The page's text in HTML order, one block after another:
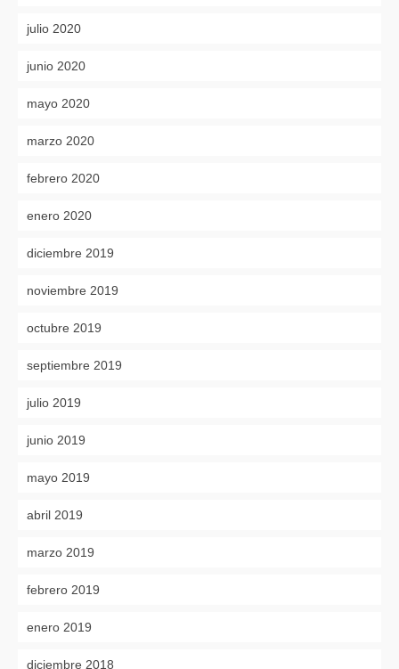
julio 2020
junio 2020
mayo 2020
marzo 2020
febrero 2020
enero 2020
diciembre 2019
noviembre 2019
octubre 2019
septiembre 2019
julio 2019
junio 2019
mayo 2019
abril 2019
marzo 2019
febrero 2019
enero 2019
diciembre 2018